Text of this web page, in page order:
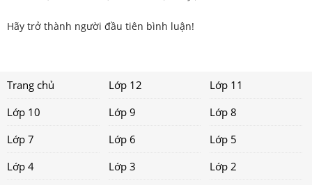
Hãy trở thành người đầu tiên bình luận!
Trang chủ Lớp 12
Lớp 11
Lớp 10
Lớp 9
Lớp 8
Lớp 7
Lớp 6
Lớp 5
Lớp 4
Lớp 3 Lớp 2